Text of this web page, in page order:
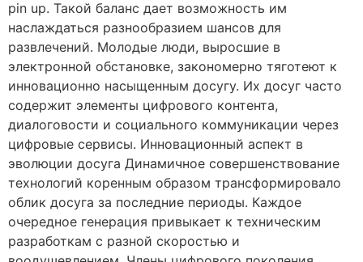
pin up. Такой баланс дает возможность им
наслаждаться разнообразием шансов для
развлечений. Молодые люди, выросшие в
электронной обстановке, закономерно тяготеют к
инновационно насыщенным досугу. Их досуг часто
содержит элементы цифрового контента,
диалоговости и социального коммуникации через
цифровые сервисы. Инновационный аспект в
эволюции досуга Динамичное совершенствование
технологий коренным образом трансформировало
облик досуга за последние периоды. Каждое
очередное генерация привыкает к техническим
разработкам с разной скоростью и